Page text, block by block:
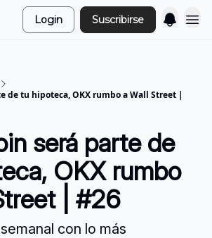
Login Suscribirse
de tu hipoteca, OKX rumbo a Wall Street |
será parte de
OKX rumbo
| #26
con lo más